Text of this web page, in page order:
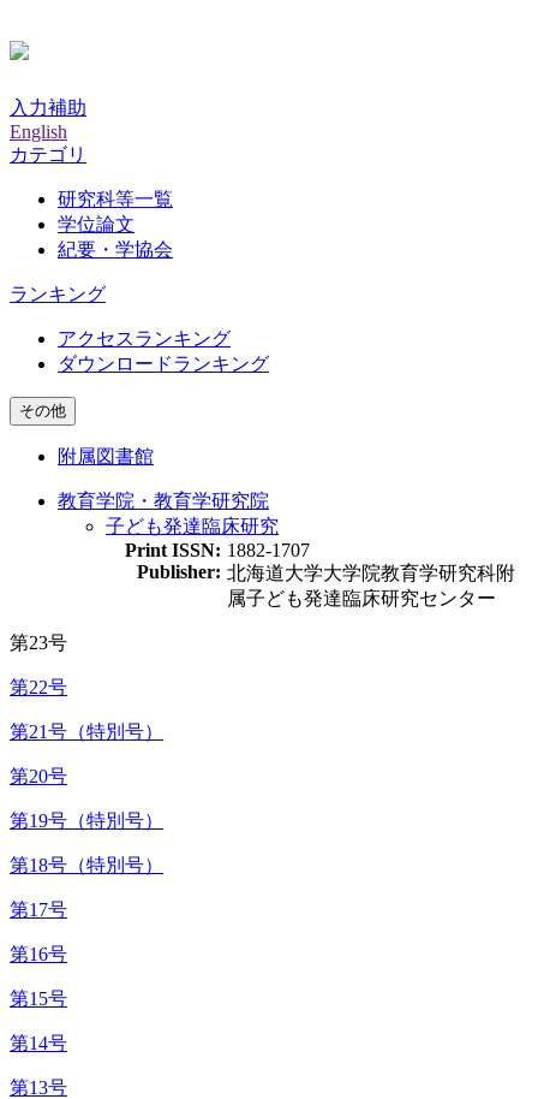
入力補助
English
カテゴリ
研究科等一覧
学位論文
紀要・学協会
ランキング
アクセスランキング
ダウンロードランキング
その他
附属図書館
教育学院・教育学研究院
子ども発達臨床研究
Print ISSN: 1882-1707
Publisher: 北海道大学大学院教育学研究科附
属子ども発達臨床研究センター
第23号
第22号
第21号（特別号）
第20号
第19号（特別号）
第18号（特別号）
第17号
第16号
第15号
第14号
第13号